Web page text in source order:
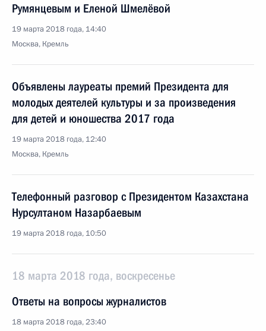
Румянцевым и Еленой Шмелёвой
19 марта 2018 года, 14:40
Москва, Кремль
Объявлены лауреаты премий Президента для
молодых деятелей культуры и за произведения
для детей и юношества 2017 года
19 марта 2018 года, 12:40
Москва, Кремль
Телефонный разговор с Президентом Казахстана
Нурсултаном Назарбаевым
19 марта 2018 года, 10:50
18 марта 2018 года, воскресенье
Ответы на вопросы журналистов
18 марта 2018 года, 23:40